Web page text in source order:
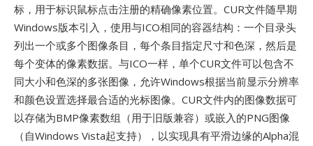
标，用于标识鼠标点击注册的精确像素位置。CUR文件随早期
Windows版本引入，使用与ICO相同的容器结构：一个目录头
列出一个或多个图像条目，每个条目指定尺寸和色深，然后是
每个变体的像素数据。与ICO一样，单个CUR文件可以包含不
同大小和色深的多张图像，允许Windows根据当前显示分辨率
和颜色设置选择最合适的光标图像。CUR文件内的图像数据可
以存储为BMP像素数组（用于旧版兼容）或嵌入的PNG图像
（自Windows Vista起支持），以实现具有平滑边缘的Alpha混